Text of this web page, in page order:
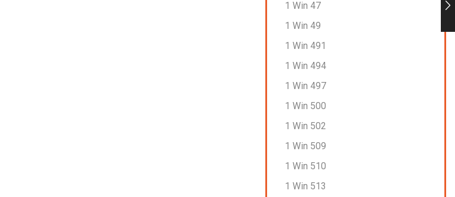
1 Win 47
1 Win 49
1 Win 491
1 Win 494
1 Win 497
1 Win 500
1 Win 502
1 Win 509
1 Win 510
1 Win 513